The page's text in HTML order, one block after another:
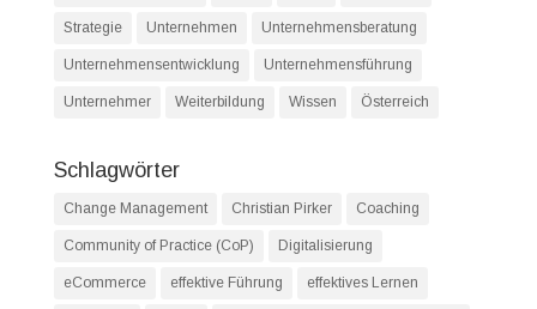
Strategie Unternehmen Unternehmensberatung
Unternehmensentwicklung Unternehmensführung
Unternehmer Weiterbildung Wissen Österreich
Schlagwörter
Change Management Christian Pirker Coaching
Community of Practice (CoP) Digitalisierung
eCommerce effektive Führung effektives Lernen